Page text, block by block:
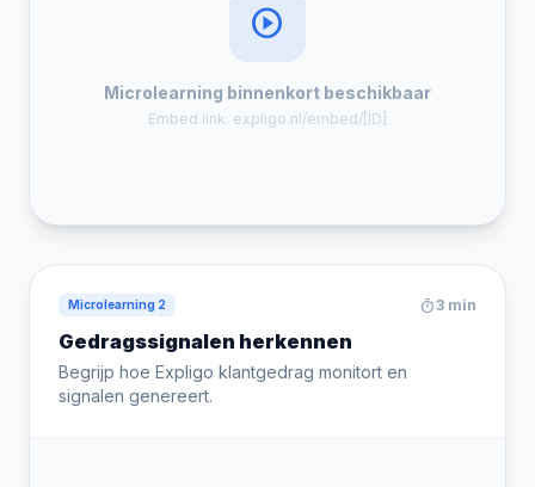
play_circle
Microlearning binnenkort beschikbaar
Embed link: expligo.nl/embed/[ID]
Microlearning 2 timer3 min
Gedragssignalen herkennen
Begrijp hoe Expligo klantgedrag monitort en
signalen genereert.